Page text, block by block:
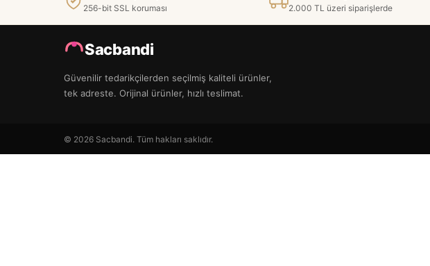
256-bit SSL koruması 2.000 TL üzeri siparişlerde
Sacbandi
Güvenilir tedarikçilerden seçilmiş kaliteli ürünler,
tek adreste. Orijinal ürünler, hızlı teslimat.
© 2026 Sacbandi. Tüm hakları saklıdır.